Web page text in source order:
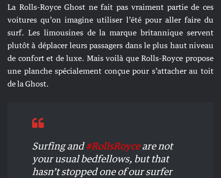
La Rolls-Royce Ghost ne fait pas vraiment partie de ces
voitures qu’on imagine utiliser l’été pour aller faire du
surf. Les limousines de la marque britannique servent
plutôt à déplacer leurs passagers dans le plus haut niveau
de confort et de luxe. Mais voilà que Rolls-Royce propose
une planche spécialement conçue pour s’attacher au toit
de la Ghost.
Surfing and#RollsRoyceare not
your usual bedfellows, but that
hasn’t stopped one of our surfer